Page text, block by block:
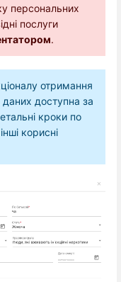
персональних
послуги
.
отримання
доступна за
кроки по
корисні